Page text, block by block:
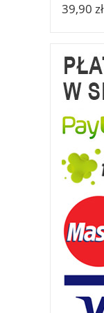
39,90 zł